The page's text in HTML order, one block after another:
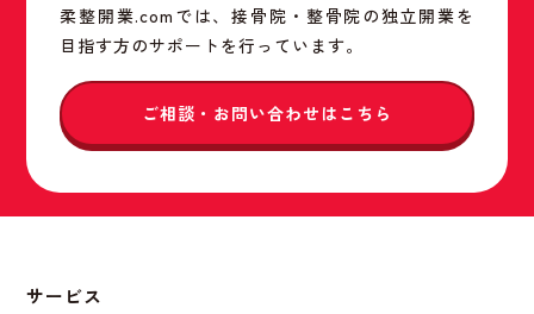
柔整開業.comでは、接骨院・整骨院の独立開業を
目指す方のサポートを行っています。
ご相談・お問い合わせはこちら
サービス